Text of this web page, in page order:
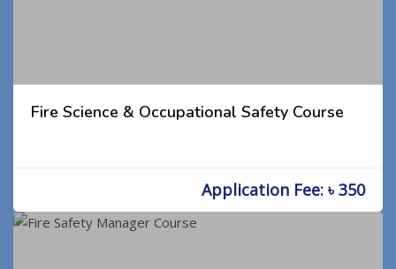
Fire Science & Occupational Safety Course
Application Fee: ৳ 350